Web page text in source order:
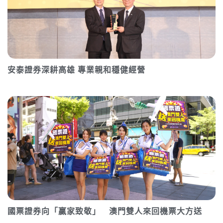
安泰證券深耕高雄 專業親和穩健經營
國票證券向「贏家致敬」 澳門雙人來回機票大方送